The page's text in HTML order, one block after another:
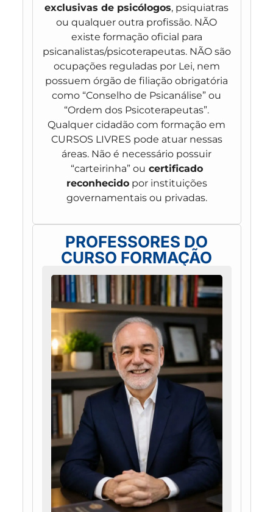
exclusivas de psicólogos, psiquiatras
ou qualquer outra profissão. NÃO
existe formação oficial para
psicanalistas/psicoterapeutas. NÃO são
ocupações reguladas por Lei, nem
possuem órgão de filiação obrigatória
como “Conselho de Psicanálise” ou
“Ordem dos Psicoterapeutas”.
Qualquer cidadão com formação em
CURSOS LIVRES pode atuar nessas
áreas. Não é necessário possuir
“carteirinha” ou certificado
reconhecidopor instituições
governamentais ou privadas.
PROFESSORES DO
CURSO FORMAÇÃO